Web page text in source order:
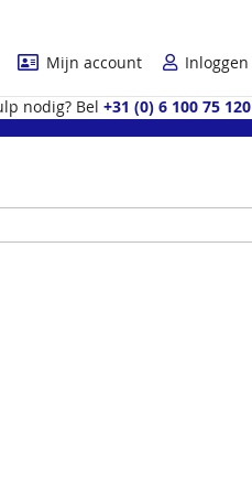
Mijn account
Inloggen
nodig? Bel +31 (0) 6 100 75 120